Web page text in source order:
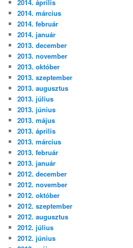
2014. április
2014. március
2014. február
2014. január
2013. december
2013. november
2013. október
2013. szeptember
2013. augusztus
2013. július
2013. június
2013. május
2013. április
2013. március
2013. február
2013. január
2012. december
2012. november
2012. október
2012. szeptember
2012. augusztus
2012. július
2012. június